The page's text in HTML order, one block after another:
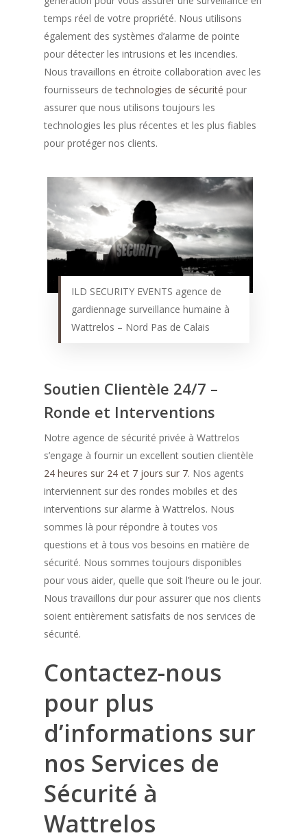
temps réel de votre propriété. Nous utilisons
également des systèmes d’alarme de pointe
pour détecter les intrusions et les incendies.
Nous travaillons en étroite collaboration avec les
fournisseurs detechnologies de sécurité pour
assurer que nous utilisons toujours les
technologies les plus récentes et les plus fiables
pour protéger nos clients.
ILD SECURITY EVENTS agence de
gardiennage surveillance humaine à
Wattrelos – Nord Pas de Calais
Soutien Clientèle 24/7 –
Ronde et Interventions
Notre agence de sécurité privée à Wattrelos
s’engage à fournir un excellent soutien clientèle
24 heures sur 24 et 7 jours sur 7. Nos agents
interviennent sur des rondes mobiles et des
interventions sur alarme à Wattrelos. Nous
sommes là pour répondre à toutes vos
questions et à tous vos besoins en matière de
sécurité. Nous sommes toujours disponibles
pour vous aider, quelle que soit l’heure ou le jour.
Nous travaillons dur pour assurer que nos clients
soient entièrement satisfaits de nos services de
sécurité.
Contactez-nous
pour plus
d’informations sur
nos Services de
Sécurité à
Wattrelos